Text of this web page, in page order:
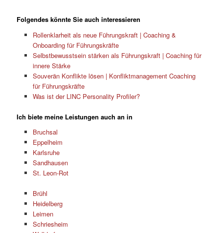
Folgendes könnte Sie auch interessieren
Rollenklarheit als neue Führungskraft | Coaching &
Onboarding für Führungskräfte
Selbstbewusstsein stärken als Führungskraft | Coaching für
innere Stärke
Souverän Konflikte lösen | Konfliktmanagement Coaching
für Führungskräfte
Was ist der LINC Personality Profiler?
Ich biete meine Leistungen auch an in
Bruchsal
Eppelheim
Karlsruhe
Sandhausen
St. Leon-Rot
Brühl
Heidelberg
Leimen
Schriesheim